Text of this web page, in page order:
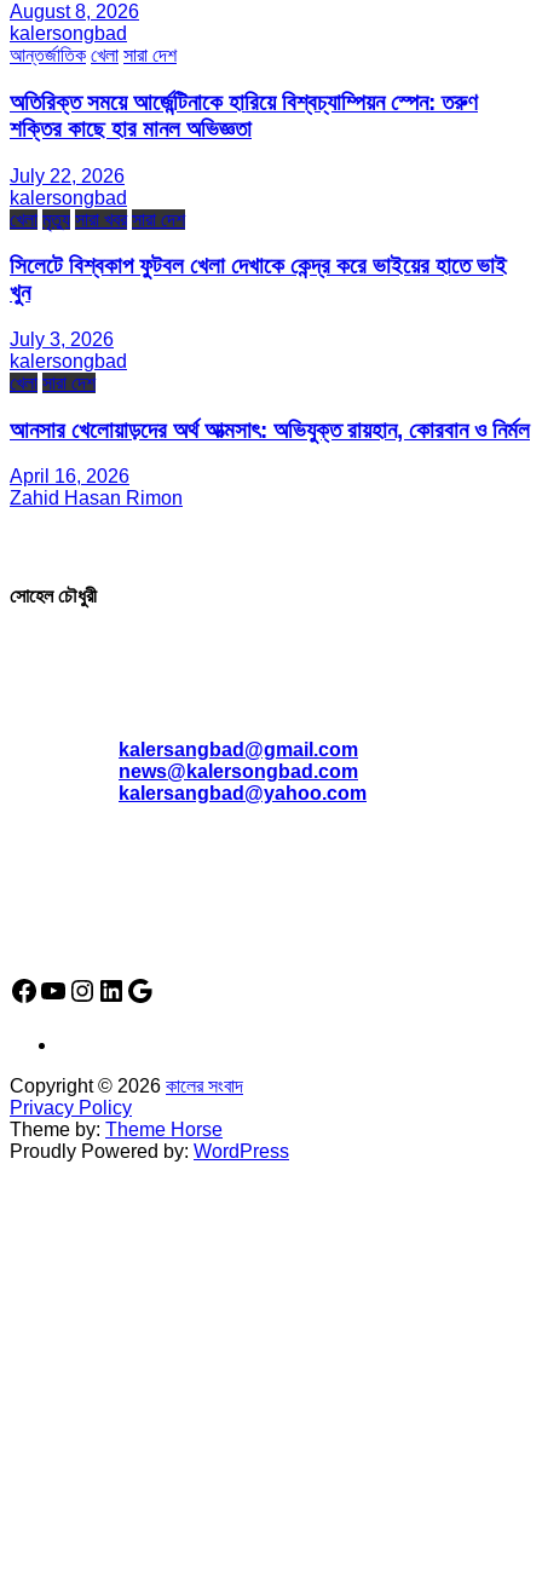
August 8, 2026
kalersongbad
আন্তর্জাতিক খেলা সারা দেশ
অতিরিক্ত সময়ে আর্জেন্টিনাকে হারিয়ে বিশ্বচ্যাম্পিয়ন স্পেন: তরুণ
শক্তির কাছে হার মানল অভিজ্ঞতা
July 22, 2026
kalersongbad
খেলা মৃত্যু সারা খবর সারা দেশ
সিলেটে বিশ্বকাপ ফুটবল খেলা দেখাকে কেন্দ্র করে ভাইয়ের হাতে ভাই
খুন
July 3, 2026
kalersongbad
খেলা সারা দেশ
আনসার খেলোয়াড়দের অর্থ আত্মসাৎ: অভিযুক্ত রায়হান, কোরবান ও নির্মল
April 16, 2026
Zahid Hasan Rimon
সোহেল চৌধুরী
kalersangbad@gmail.com
news@kalersongbad.com
kalersangbad@yahoo.com
Facebook
YouTube
Instagram
LinkedIn
Google
Copyright © 2026 কালের সংবাদ
Privacy Policy
Theme by: Theme Horse
Proudly Powered by: WordPress